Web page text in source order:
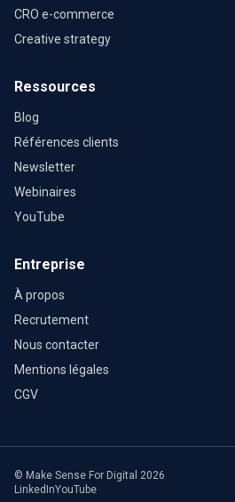
CRO e-commerce
Creative strategy
Ressources
Blog
Références clients
Newsletter
Webinaires
YouTube
Entreprise
À propos
Recrutement
Nous contacter
Mentions légales
CGV
© Make Sense For Digital 2026
LinkedInYouTube